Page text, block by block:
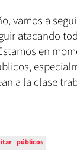
vamos a
atacando
en
a la clase
públicos